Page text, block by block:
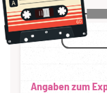
Angaben zum